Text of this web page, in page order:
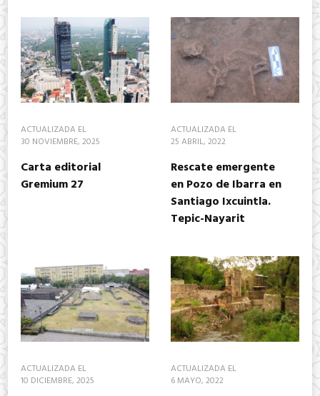
ACTUALIZADA EL
30 NOVIEMBRE, 2025
Carta editorial
Gremium 27
ACTUALIZADA EL
25 ABRIL, 2022
Rescate emergente
en Pozo de Ibarra en
Santiago Ixcuintla.
Tepic-Nayarit
ACTUALIZADA EL
10 DICIEMBRE, 2025
ACTUALIZADA EL
6 MAYO, 2022